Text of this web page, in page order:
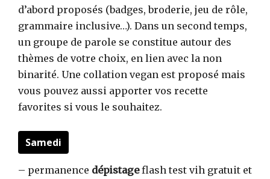
d’abord proposés (badges, broderie, jeu de rôle,
grammaire inclusive…). Dans un second temps,
un groupe de parole se constitue autour des
thèmes de votre choix, en lien avec la non
binarité. Une collation vegan est proposé mais
vous pouvez aussi apporter vos recette
favorites si vous le souhaitez.
Samedi
– permanence dépistageflash test vih gratuit et